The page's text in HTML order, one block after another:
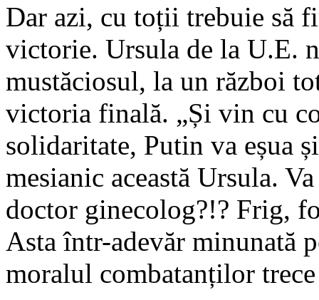
Dar azi, cu toții trebuie să
victorie. Ursula de la U.E.
mustăciosul, la un război
victoria finală. „Și vin cu
solidaritate, Putin va eșua
mesianic această Ursula.
doctor ginecolog?!? Frig,
Asta într-adevăr minunată
moralul combatanților